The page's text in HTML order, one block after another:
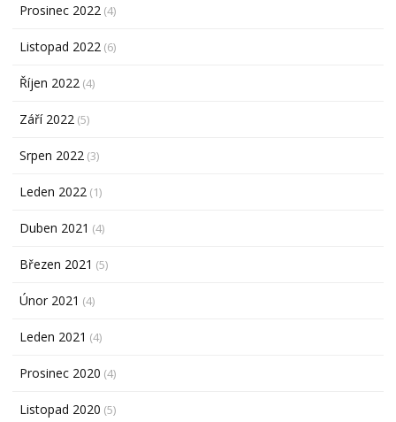
Prosinec 2022 (4)
Listopad 2022 (6)
Říjen 2022 (4)
Září 2022 (5)
Srpen 2022 (3)
Leden 2022 (1)
Duben 2021 (4)
Březen 2021 (5)
Únor 2021 (4)
Leden 2021 (4)
Prosinec 2020 (4)
Listopad 2020 (5)